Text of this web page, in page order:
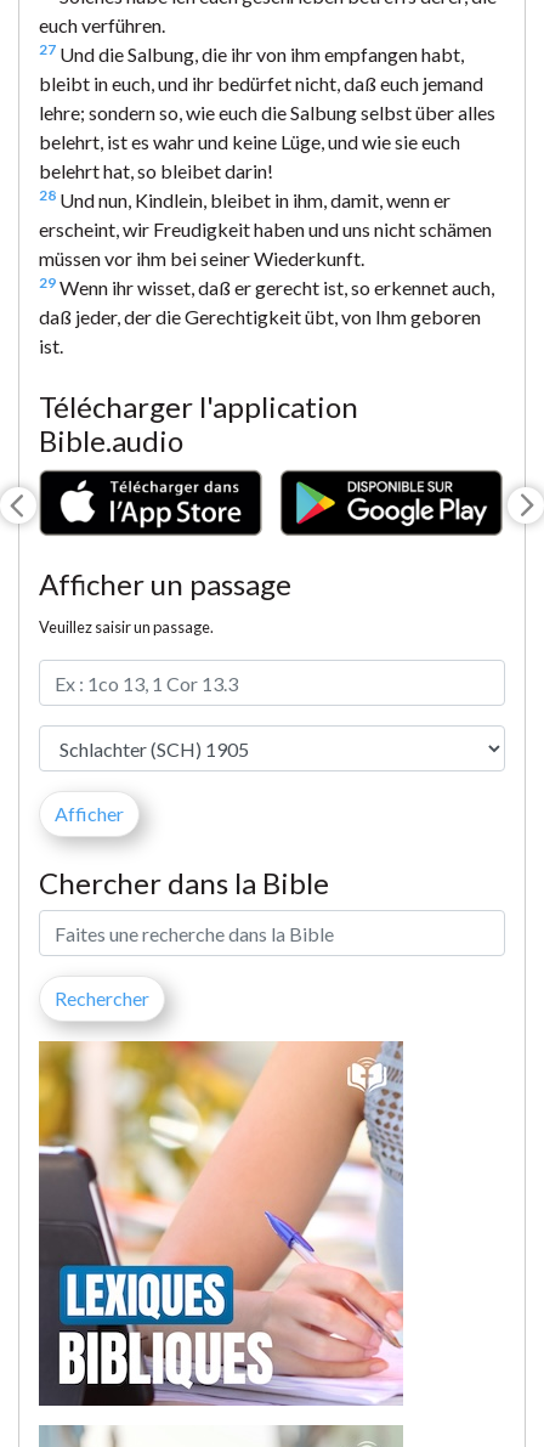
euch verführen.
27 Und die Salbung, die ihr von ihm empfangen habt,
bleibt in euch, und ihr bedürfet nicht, daß euch jemand
lehre; sondern so, wie euch die Salbung selbst über alles
belehrt, ist es wahr und keine Lüge, und wie sie euch
belehrt hat, so bleibet darin!
28 Und nun, Kindlein, bleibet in ihm, damit, wenn er
erscheint, wir Freudigkeit haben und uns nicht schämen
müssen vor ihm bei seiner Wiederkunft.
29 Wenn ihr wisset, daß er gerecht ist, so erkennet auch,
daß jeder, der die Gerechtigkeit übt, von Ihm geboren
ist.
Télécharger l'application
Bible.audio
Afficher un passage
Veuillez saisir un passage.
Chercher dans la Bible